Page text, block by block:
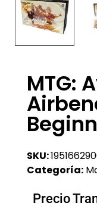
MTG:
SKU:
Categoría:
Precio